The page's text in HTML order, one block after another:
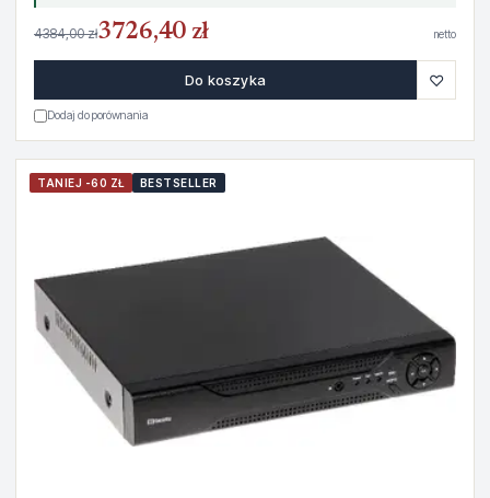
4384,00 zł3726,40 zł netto
Do koszyka ♡
Dodaj do porównania
TANIEJ -60 ZŁ BESTSELLER